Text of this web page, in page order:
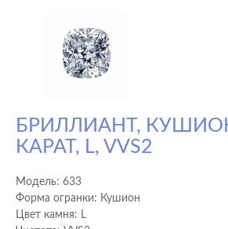
БРИЛЛИАНТ,
КАРАТ, L, VVS2
Модель: 633
Форма огранки: Кушион
Цвет камня: L